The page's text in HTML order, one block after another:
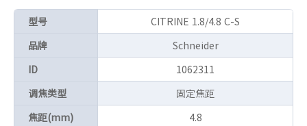
型号
CITRINE 1.8/4.8 C-S
品牌
Schneider
ID
1062311
调焦类型
固定焦距
焦距(mm)
4.8